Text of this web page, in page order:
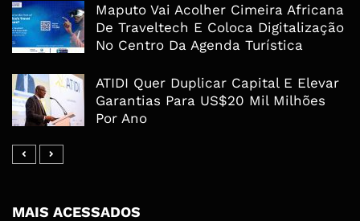
Maputo Vai Acolher Cimeira Africana
De Traveltech E Coloca Digitalização
No Centro Da Agenda Turística
ATIDI Quer Duplicar Capital E Elevar
Garantias Para US$20 Mil Milhões
Por Ano
MAIS ACESSADOS